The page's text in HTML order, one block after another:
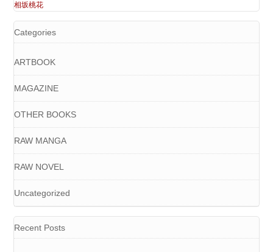
相坂桃花
Categories
ARTBOOK
MAGAZINE
OTHER BOOKS
RAW MANGA
RAW NOVEL
Uncategorized
Recent Posts